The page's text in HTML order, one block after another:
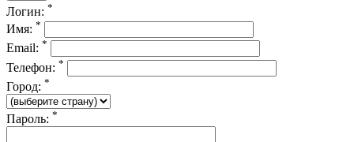
Логин: *
Имя: *
Email: *
Телефон: *
Город: *
Пароль: *